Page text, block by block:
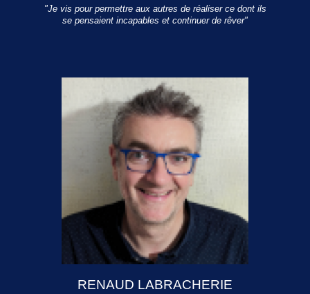
"Je vis pour permettre aux autres de réaliser ce dont ils
se pensaient incapables et continuer de rêver"
RENAUD LABRACHERIE